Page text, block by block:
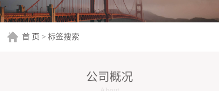
首 页 > 标签搜索
公司概况